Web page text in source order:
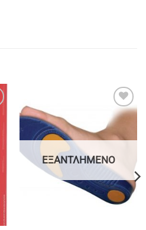
Add to
wishlist
ΕΞΑΝΤΛΗΜΈΝΟ